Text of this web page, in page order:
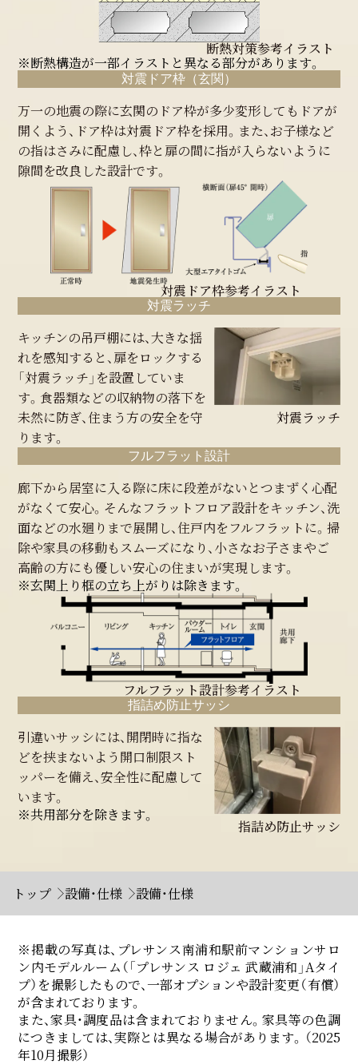
断熱対策参考イラスト
※断熱構造が一部イラストと異なる部分があります。
対震ドア枠（玄関）
万一の地震の際に玄関のドア枠が多少変形してもドアが
開くよう、ドア枠は対震ドア枠を採用。また、お子様など
の指はさみに配慮し、枠と扉の間に指が入らないように
隙間を改良した設計です。
対震ドア枠参考イラスト
対震ラッチ
キッチンの吊戸棚には、大きな揺
れを感知すると、扉をロックする
「対震ラッチ」を設置していま
す。食器類などの収納物の落下を
未然に防ぎ、住まう方の安全を守
ります。
対震ラッチ
フルフラット設計
廊下から居室に入る際に床に段差がないとつまずく心配
がなくて安心。そんなフラットフロア設計をキッチン、洗
面などの水廻りまで展開し、住戸内をフルフラットに。掃
除や家具の移動もスムーズになり、小さなお子さまやご
高齢の方にも優しい安心の住まいが実現します。
※玄関上り框の立ち上がりは除きます。
フルフラット設計参考イラスト
指詰め防止サッシ
引違いサッシには、開閉時に指な
どを挟まないよう開口制限スト
ッパーを備え、安全性に配慮して
います。
※共用部分を除きます。
指詰め防止サッシ
トップ 設備・仕様 設備・仕様
掲載の写真は、プレサンス南浦和駅前マンションサロ
ン内モデルルーム（「プレサンス ロジェ 武蔵浦和」Aタイ
プ）を撮影したもので、一部オプションや設計変更（有償）
が含まれております。
また、家具・調度品は含まれておりません。家具等の色調
につきましては、実際とは異なる場合があります。（2025
年10月撮影）